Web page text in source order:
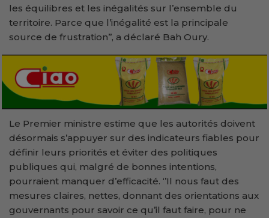
les équilibres et les inégalités sur l’ensemble du
territoire. Parce que l’inégalité est la principale
source de frustration’’, a déclaré Bah Oury.
Le Premier ministre estime que les autorités doivent
désormais s’appuyer sur des indicateurs fiables pour
définir leurs priorités et éviter des politiques
publiques qui, malgré de bonnes intentions,
pourraient manquer d’efficacité. ‘’Il nous faut des
mesures claires, nettes, donnant des orientations aux
gouvernants pour savoir ce qu’il faut faire, pour ne